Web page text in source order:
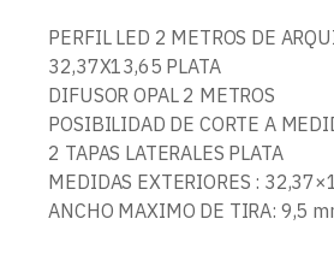
PERFIL LED 2 METROS DE
32,37X13,65 PLATA
DIFUSOR OPAL 2 METROS
POSIBILIDAD DE CORTE A
2 TAPAS LATERALES PLATA
MEDIDAS EXTERIORES :
ANCHO MAXIMO DE TIRA: 9,5